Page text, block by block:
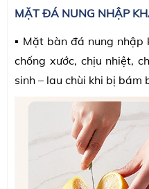
MẶT ĐÁ NUNG NHẬP
▪️ Mặt bàn đá nung nhập
chống xước, chịu nhiệt,
sinh – lau chùi khi bị bám